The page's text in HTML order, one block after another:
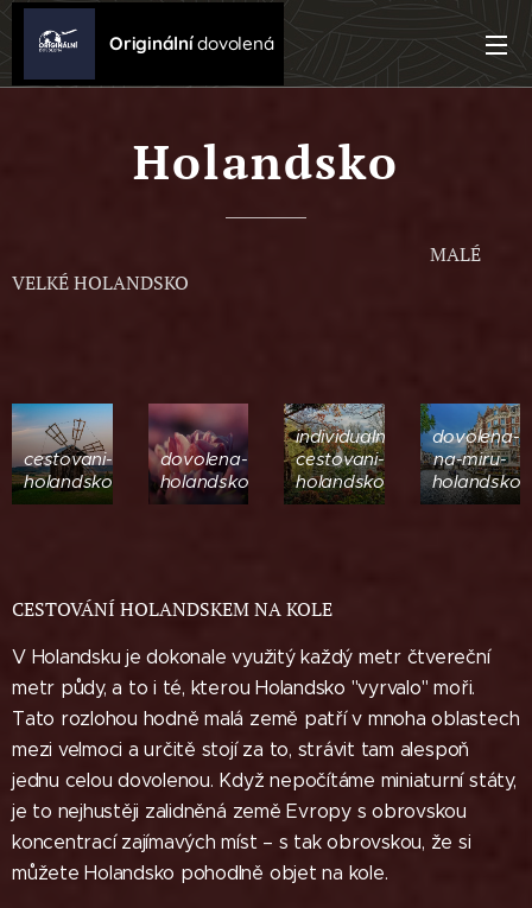
Originálnídovolená
Holandsko
MALÉ
VELKÉ HOLANDSKO
cestovani-
holandsko
dovolena-
holandsko
individualni-
cestovani-
holandsko
dovolena-
na-miru-
holandsko
CESTOVÁNÍ HOLANDSKEM NA KOLE
V Holandsku je dokonale využitý každý metr čtvereční
metr půdy, a to i té, kterou Holandsko "vyrvalo" moři.
Tato rozlohou hodně malá země patří v mnoha oblastech
mezi velmoci a určitě stojí za to, strávit tam alespoň
jednu celou dovolenou. Když nepočítáme miniaturní státy,
je to nejhustěji zalidněná země Evropy s obrovskou
koncentrací zajímavých míst – s tak obrovskou, že si
můžete Holandsko pohodlně objet na kole.